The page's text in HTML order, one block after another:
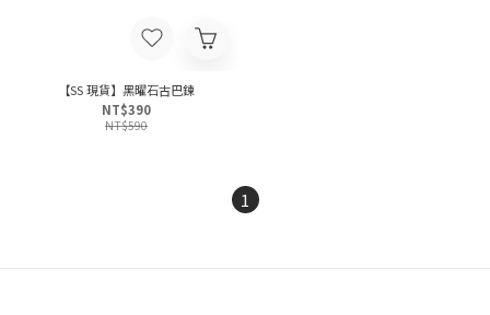
【SS 現貨】黑曜石古巴鍊
NT$390
NT$590
1